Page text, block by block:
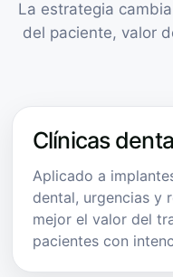
La estrategia
del paciente, valor
Clínicas
Aplicado a
dental, urgencias y
mejor el valor del
pacientes con